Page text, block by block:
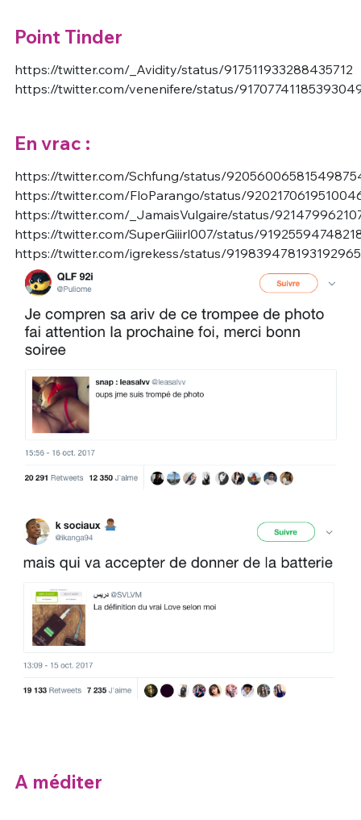
Point Tinder
https://twitter.com/_Avidity/status/917511933288435712
https://twitter.com/venenifere/status/
En vrac :
https://twitter.com/Schfung/status/
https://twitter.com/FloParango/status/
https://twitter.com/_JamaisVulgaire/status/
https://twitter.com/SuperGiiirl007/status/
https://twitter.com/igrekess/status/919839478193192965
A méditer